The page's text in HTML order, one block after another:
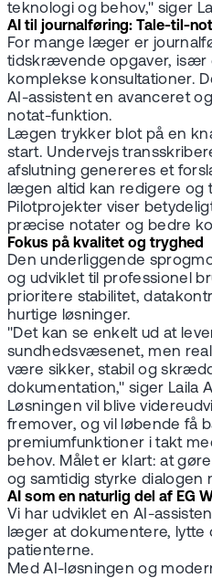
teknologi og behov," siger
AI til journalføring: Tale-til-
For mange læger er
tidskrævende opgaver,
komplekse konsultationer.
AI-assistent en avanceret
notat-funktion.
Lægen trykker blot på en
start. Undervejs
afslutning genereres et
lægen altid kan redigere og
Pilotprojekter viser
præcise notater og bedre
Fokus på kvalitet og tryghed
Den underliggende
og udviklet til professionel
prioritere stabilitet,
hurtige løsninger.
"Det kan se enkelt ud at
sundhedsvæsenet, men
være sikker, stabil og
dokumentation," siger Laila
Løsningen vil blive
fremover, og vil løbende få
premiumfunktioner i takt
behov. Målet er klart: at
og samtidig styrke
AI som en naturlig del af EG
Vi har udviklet en AI-
læger at dokumentere, lytte
patienterne.
Med AI-løsningen og